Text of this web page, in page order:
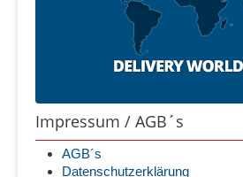
Impressum / AGB´s
AGB´s
Datenschutzerklärung